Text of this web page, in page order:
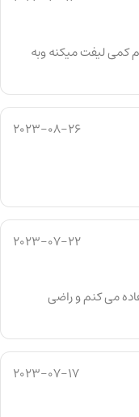
کمی لیفت میکنه وبه
2023-08-26
2023-07-22
می کنم و راضی
2023-07-17